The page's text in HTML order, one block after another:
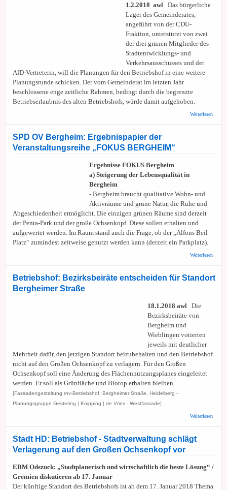
1.2.2018 awl
Das bürgerliche
Lager des Gemeinderates,
angeführt von der CDU-
Fraktion, unterstützt von zwei
der drei grünen Mitglieder des
Stadtentwicklungs- und
Verkehrsausschusses und der
AfD-Vertreterin, will die Planungen für den Betriebshof in eine weitere
Planungsrunde schicken. Der vom Gemeinderat im letzten Jahr
beschlossene enge zeitliche Rahmen, bedingt durch die begrenzte
Betriebserlaubnis des alten Betriebshofs, würde damit aufgehoben.
Weiterlesen
SPD OV Bergheim: Ergebnispapier der
Veranstaltungsreihe „FOKUS BERGHEIM“
Ergebnisse FOKUS Bergheim
a) Steigerung der Lebensqualität in
Bergheim
- Bergheim braucht qualitative Wohn- und
Aktivräume und grüne Natur, die Ruhe und
Abgeschiedenheit ermöglicht. Die einzigen grünen Räume sind derzeit
der Penta-Park und der große Ochsenkopf. Diese sollen erhalten und
aufgewertet werden. Im Raum stand auch die Frage, ob der „Alfons Beil
Platz“ zumindest zeitweise genutzt werden kann (derzeit ein Parkplatz).
Weiterlesen
Betriebshof: Bezirksbeiräte entscheiden für Standort
Bergheimer Straße
18.1.2018 awl
Die
Bezirksbeiräte von
Bergheim und
Wieblingen votierten
jeweils mit deutlicher
Mehrheit dafür, den jetzigen Standort beizubehalten und den Betriebshof
nicht auf den Großen Ochsenkopf zu verlagern. Für den Großen
Ochsenkopf soll eine Änderung des Flächennutzungsplanes eingeleitet
werden. Er soll als Grünfläche und Biotop erhalten bleiben.
[Fassadengestaltung rnv-Betriebshof, Bergheimer Straße, Heidelberg -
Planungsgruppe Gestering | Knipping | de Vries - Westfassade]
Weiterlesen
Stadt HD: Betriebshof - Stadtverwaltung schlägt
Verlagerung auf den Großen Ochsenkopf vor
EBM Odszuck: „Stadtplanerisch und wirtschaftlich die beste Lösung“ /
Gremien diskutieren ab 17. Januar
Der künftige Standort des Betriebshofs ist ab dem 17. Januar 2018 Thema